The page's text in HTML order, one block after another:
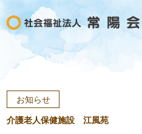
お知らせ
介護老人保健施設 江風苑